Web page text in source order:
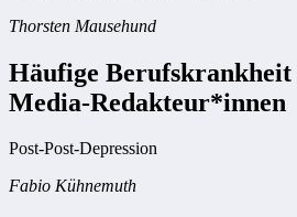
Thorsten Mausehund
Häufige Berufskrankheit
Media-Redakteur*innen
Post-Post-Depression
Fabio Kühnemuth